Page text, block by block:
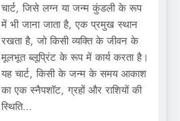
चार्ट, जिसे लग्न या जन्म कुंडली के रूप
में भी जाना जाता है, एक प्रमुख स्थान
रखता है, जो किसी व्यक्ति के जीवन के
मूलभूत ब्लूप्रिंट के रूप में कार्य करता है।
यह चार्ट, किसी के जन्म के समय आकाश
का एक स्नैपशॉट, ग्रहों और राशियों की
स्थिति…